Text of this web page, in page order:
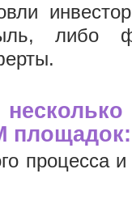
либо
площадок: